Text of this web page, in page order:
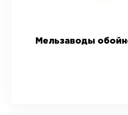
Мельзаводы